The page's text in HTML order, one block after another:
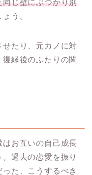
同じ壁にぶつかり別
う。
たり、元カノに対
縁後のふたりの関
お互いの自己成長
過去の恋愛を振り
た、こうするべき